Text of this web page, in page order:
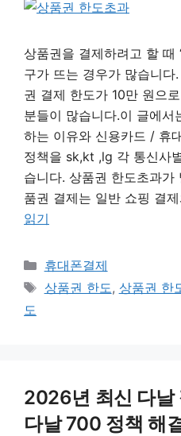
상품권을 결제하려고 할 때
구가 뜨는 경우가 많습니
권 결제 한도가 10만 원으
분들이 많습니다.이 글에서
하는 이유와 신용카드 / 휴
정책을 sk,kt ,lg 각 통신사
습니다. 상품권 한도초과
품권 결제는 일반 쇼핑 결
읽기
카
테
휴대폰결제
태
상품권 한도, 상품권 한
도
2026년 최신 다날
다날 700 정책 해